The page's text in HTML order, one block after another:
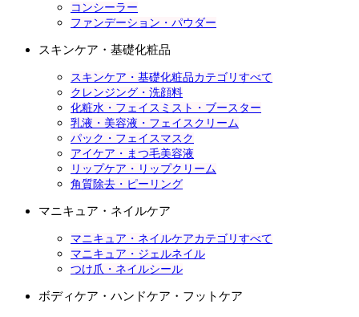
コンシーラー
ファンデーション・パウダー
スキンケア・基礎化粧品
スキンケア・基礎化粧品カテゴリすべて
クレンジング・洗顔料
化粧水・フェイスミスト・ブースター
乳液・美容液・フェイスクリーム
パック・フェイスマスク
アイケア・まつ毛美容液
リップケア・リップクリーム
角質除去・ピーリング
マニキュア・ネイルケア
マニキュア・ネイルケアカテゴリすべて
マニキュア・ジェルネイル
つけ爪・ネイルシール
ボディケア・ハンドケア・フットケア